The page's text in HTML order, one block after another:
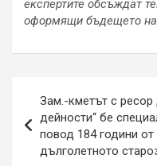
експертите обсъждат
оформящи бъдещето на
Зам.-кметът с
дейности“ бе
повод 184 години
дълголетното